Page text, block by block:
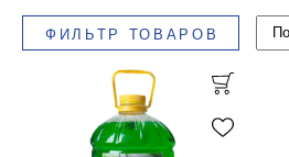
ФИЛЬТР ТОВАРОВ